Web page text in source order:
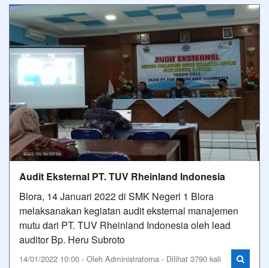
Audit Eksternal PT. TUV Rheinland Indonesia
Blora, 14 Januari 2022 di SMK Negeri 1 Blora
melaksanakan kegiatan audit eksternal manajemen
mutu dari PT. TUV Rheinland Indonesia oleh lead
auditor Bp. Heru Subroto
14/01/2022 10:00 - Oleh Administratorna - Dilihat 3790 kali